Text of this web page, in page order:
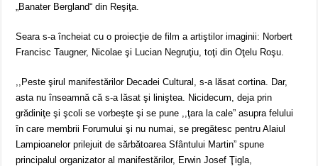
„Banater Bergland“ din Reşiţa.
Seara s-a încheiat cu o proiecţie de film a artiştilor imaginii: Norbert
Francisc Taugner, Nicolae şi Lucian Negruţiu, toţi din Oţelu Roşu.
,,Peste şirul manifestărilor Decadei Cultural, s-a lăsat cortina. Dar,
asta nu înseamnă că s-a lăsat şi liniştea. Nicidecum, deja prin
grădiniţe şi şcoli se vorbeşte şi se pune ,,ţara la cale” asupra felului
în care membrii Forumului şi nu numai, se pregătesc pentru Alaiul
Lampioanelor prilejuit de sărbătoarea Sfântului Martin” spune
principalul organizator al manifestărilor, Erwin Josef Ţigla,